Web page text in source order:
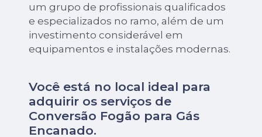
um grupo de profissionais qualificados
e especializados no ramo, além de um
investimento considerável em
equipamentos e instalações modernas.
Você está no local ideal para
adquirir os serviços de
Conversão Fogão para Gás
Encanado.